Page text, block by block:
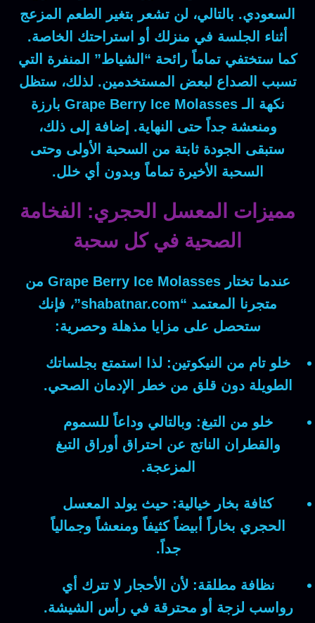
السعودي. بالتالي، لن تشعر بتغير الطعم المزعج
أثناء الجلسة في منزلك أو استراحتك الخاصة.
كما ستختفي تماماً رائحة “الشياط” المنفرة التي
تسبب الصداع لبعض المستخدمين. لذلك، ستظل
نكهة الـGrape Berry Ice Molasses بارزة
ومنعشة جداً حتى النهاية. إضافة إلى ذلك،
ستبقى الجودة ثابتة من السحبة الأولى وحتى
السحبة الأخيرة تماماً وبدون أي خلل.
مميزات المعسل الحجري: الفخامة
الصحية في كل سحبة
عندما تختارGrape Berry Ice Molasses من
متجرنا المعتمد “shabatnar.com”،
فإنك
ستحصل على مزايا مذهلة وحصرية:
خلو تام من النيكوتين: لذا
استمتع بجلساتك
الطويلة دون قلق من خطر الإدمان الصحي.
خلو من التبغ: وبالتالي وداعاً للسموم
والقطران الناتج عن احتراق أوراق التبغ
المزعجة.
كثافة بخار خيالية: حيث يولد المعسل
الحجري بخاراً أبيضاً كثيفاً ومنعشاً وجمالياً
جداً.
نظافة مطلقة: لأن الأحجار لا تترك أي
رواسب لزجة أو محترقة في رأس الشيشة.